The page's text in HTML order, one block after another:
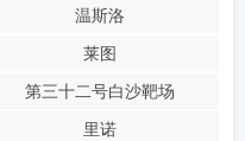
温斯洛
莱图
第三十二号白沙靶场
里诺